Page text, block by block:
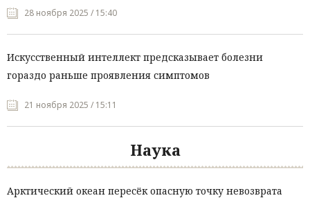
28 ноября 2025 / 15:40
Искусственный интеллект предсказывает болезни
гораздо раньше проявления симптомов
21 ноября 2025 / 15:11
Наука
Арктический океан пересёк опасную точку невозврата